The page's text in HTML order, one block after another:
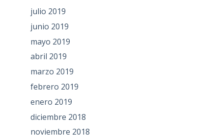
julio 2019
junio 2019
mayo 2019
abril 2019
marzo 2019
febrero 2019
enero 2019
diciembre 2018
noviembre 2018